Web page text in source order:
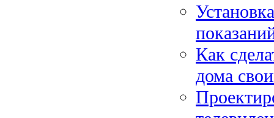
Как
дома